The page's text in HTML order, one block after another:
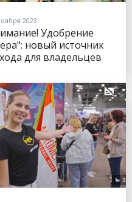
2023
Удобрение
новый источник
для владельцев